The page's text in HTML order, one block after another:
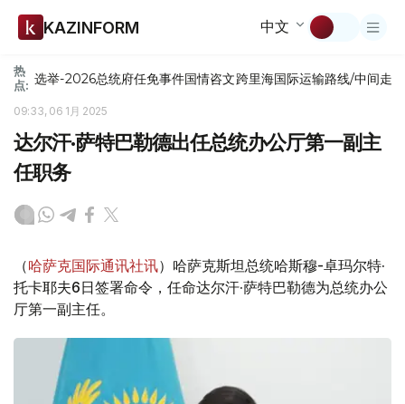
KAZINFORM 中文
热
点: 选举-2026总统府任免事件国情咨文跨里海国际运输路线/中间走廊
09:33, 06 1月 2025
达尔汗·萨特巴勒德出任总统办公厅第一副主
任职务
（哈萨克国际通讯社讯）哈萨克斯坦总统哈斯穆-卓玛尔特·
托卡耶夫6日签署命令，任命达尔汗·萨特巴勒德为总统办公
厅第一副主任。